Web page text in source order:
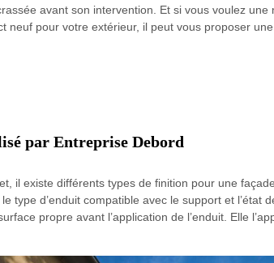
avant son intervention. Et si vous voulez une
neuf pour votre extérieur, il peut vous proposer
par Entreprise Debord
il existe différents types de finition pour une
d’enduit compatible avec le support et l’état
propre avant l’application de l’enduit. Elle